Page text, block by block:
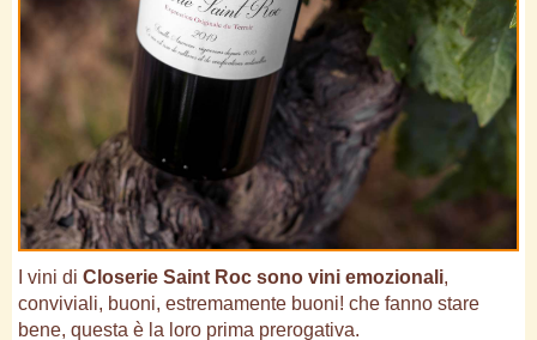
I vini di Closerie Saint Roc sono vini emozionali,
conviviali, buoni, estremamente buoni! che fanno stare
bene, questa è la loro prima prerogativa.